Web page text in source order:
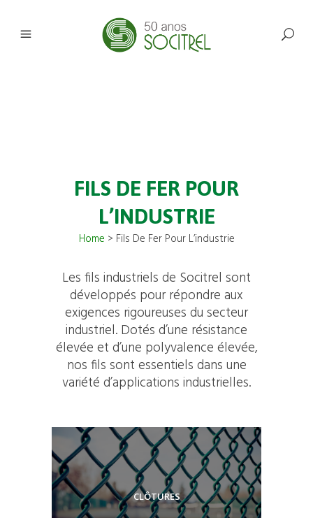
FILS DE FER POUR
L’INDUSTRIE
Home > Fils De Fer Pour L’industrie
Les fils industriels de Socitrel sont
développés pour répondre aux
exigences rigoureuses du secteur
industriel. Dotés d’une résistance
élevée et d’une polyvalence élevée,
nos fils sont essentiels dans une
variété d’applications industrielles.
CLÔTURES